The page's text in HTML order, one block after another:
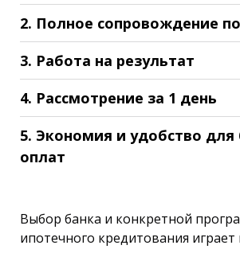
2. Полное сопровождение
3. Работа на результат
4. Рассмотрение за 1 день
5. Экономия и удобство
оплат
Выбор банка и конкретной
ипотечного кредитования